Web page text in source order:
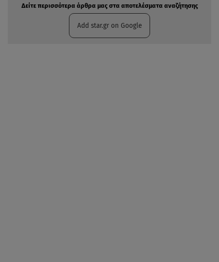
Δείτε περισσότερα άρθρα μας στα αποτελέσματα αναζήτησης
Add star.gr on Google